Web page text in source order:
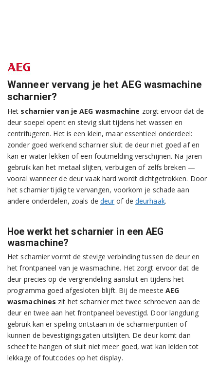
Wanneer vervang je het AEG wasmachine
scharnier?
Het scharnier van je AEG wasmachine zorgt ervoor dat de
deur soepel opent en stevig sluit tijdens het wassen en
centrifugeren. Het is een klein, maar essentieel onderdeel:
zonder goed werkend scharnier sluit de deur niet goed af en
kan er water lekken of een foutmelding verschijnen. Na jaren
gebruik kan het metaal slijten, verbuigen of zelfs breken —
vooral wanneer de deur vaak hard wordt dichtgetrokken. Door
het scharnier tijdig te vervangen, voorkom je schade aan
andere onderdelen, zoals de deur of de deurhaak.
Hoe werkt het scharnier in een AEG
wasmachine?
Het scharnier vormt de stevige verbinding tussen de deur en
het frontpaneel van je wasmachine. Het zorgt ervoor dat de
deur precies op de vergrendeling aansluit en tijdens het
programma goed afgesloten blijft. Bij de meeste AEG
wasmachines zit het scharnier met twee schroeven aan de
deur en twee aan het frontpaneel bevestigd. Door langdurig
gebruik kan er speling ontstaan in de scharnierpunten of
kunnen de bevestigingsgaten uitslijten. De deur komt dan
scheef te hangen of sluit niet meer goed, wat kan leiden tot
lekkage of foutcodes op het display.